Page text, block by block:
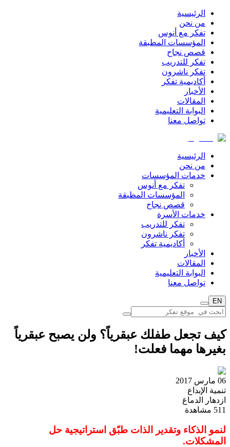
الرئيسية
من نحن
تفكر مع أنوس
المؤسسات المطبقة
قصص نجاح
تفكر للتدريب
تفكر ناشرون
أكاديمية تفكر
الأخبار
المقالات
البوابة التعليمية
تواصل معنا
الرئيسية
من نحن
خدمات المؤسسات
تفكر مع أنوس
المؤسسات المطبقة
قصص نجاح
خدمات الأسرة
تفكر للتدريب
تفكر ناشرون
أكاديمية تفكر
الأخبار
المقالات
البوابة التعليمية
تواصل معنا
EN
كيف تجعل طفلك عبقرياً؟ ولن يصبح عبقرياً
بغيرها مهما فعلت!
06 مارس 2017
تنمية الإبداع
ازدهار الدماغ
511 مشاهدة
لنمو الذكاء وتقدير الذات طبّق استراتيجية حل
المشكلات.